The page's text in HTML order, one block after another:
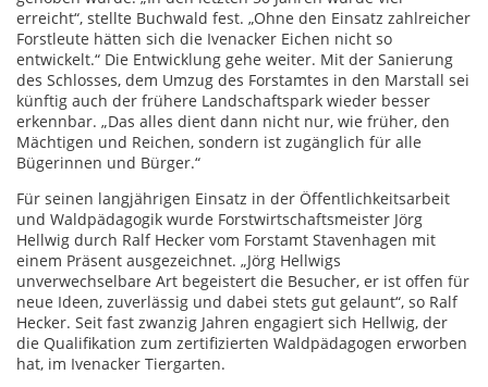
erreicht“, stellte Buchwald fest. „Ohne den Einsatz zahlreicher
Forstleute hätten sich die Ivenacker Eichen nicht so
entwickelt.“ Die Entwicklung gehe weiter. Mit der Sanierung
des Schlosses, dem Umzug des Forstamtes in den Marstall sei
künftig auch der frühere Landschaftspark wieder besser
erkennbar. „Das alles dient dann nicht nur, wie früher, den
Mächtigen und Reichen, sondern ist zugänglich für alle
Bügerinnen und Bürger.“
Für seinen langjährigen Einsatz in der Öffentlichkeitsarbeit
und Waldpädagogik wurde Forstwirtschaftsmeister Jörg
Hellwig durch Ralf Hecker vom Forstamt Stavenhagen mit
einem Präsent ausgezeichnet. „Jörg Hellwigs
unverwechselbare Art begeistert die Besucher, er ist offen für
neue Ideen, zuverlässig und dabei stets gut gelaunt“, so Ralf
Hecker. Seit fast zwanzig Jahren engagiert sich Hellwig, der
die Qualifikation zum zertifizierten Waldpädagogen erworben
hat, im Ivenacker Tiergarten.